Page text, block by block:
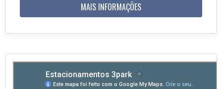
MAIS INFORMAÇÕES